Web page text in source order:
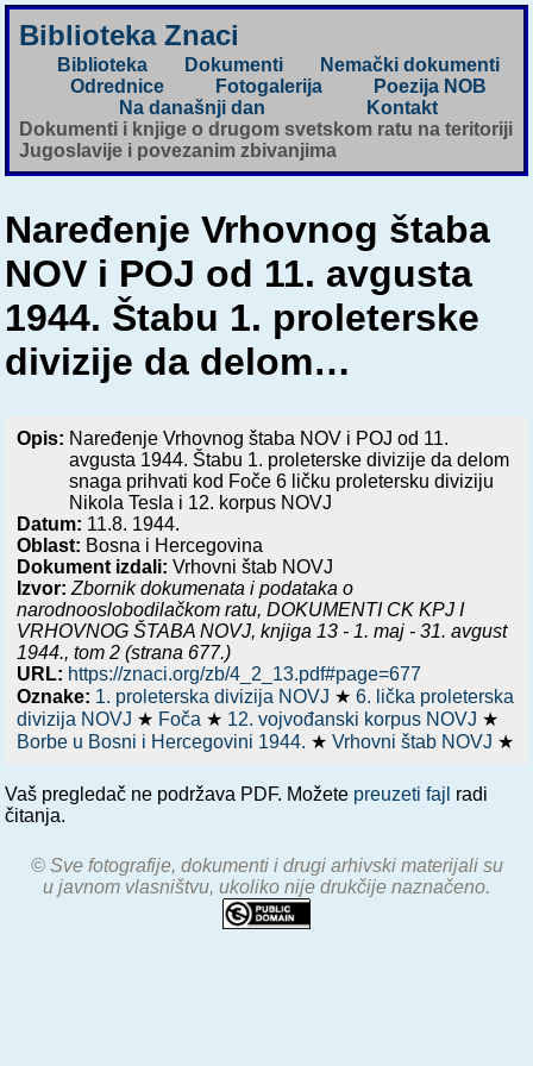
Biblioteka Znaci
Biblioteka Dokumenti
Nemački dokumenti
Odrednice
Fotogalerija
Poezija NOB
Na današnji dan
Kontakt
Dokumenti i knjige o drugom svetskom ratu na teritoriji
Jugoslavije i povezanim zbivanjima
Naređenje Vrhovnog štaba
NOV i POJ od 11. avgusta
1944. Štabu 1. proleterske
divizije da delom…
Opis: Naređenje Vrhovnog štaba NOV i POJ od 11.
avgusta 1944. Štabu 1. proleterske divizije da delom
snaga prihvati kod Foče 6 ličku proletersku diviziju
Nikola Tesla i 12. korpus NOVJ
Datum: 11.8. 1944.
Oblast: Bosna i Hercegovina
Dokument izdali: Vrhovni štab NOVJ
Izvor: Zbornik dokumenata i podataka o
narodnooslobodilačkom ratu,DOKUMENTI CK KPJ I
VRHOVNOG ŠTABA NOVJ, knjiga 13 - 1. maj - 31. avgust
1944., tom 2 (strana 677.)
URL: https://znaci.org/zb/4_2_13.pdf#page=677
Oznake: 1. proleterska divizija NOVJ ★6. lička proleterska
divizija NOVJ ★ Foča ★ 12. vojvođanski korpus NOVJ ★
Borbe u Bosni i Hercegovini 1944. ★Vrhovni štab NOVJ ★
Vaš pregledač ne podržava PDF. Možete preuzeti fajl radi
čitanja.
© Sve fotografije, dokumenti i drugi arhivski materijali su
u javnom vlasništvu, ukoliko nije drukčije naznačeno.